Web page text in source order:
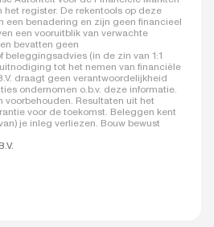
het register. De rekentools op deze
een benadering en zijn geen financieel
een vooruitblik van verwachte
bevatten geen
(in de zin van 1:1
tot het nemen van financiële
draagt geen verantwoordelijkheid
ondernomen o.b.v. deze informatie.
voorbehouden. Resultaten uit het
voor de toekomst. Beleggen kent
je inleg verliezen. Bouw bewust